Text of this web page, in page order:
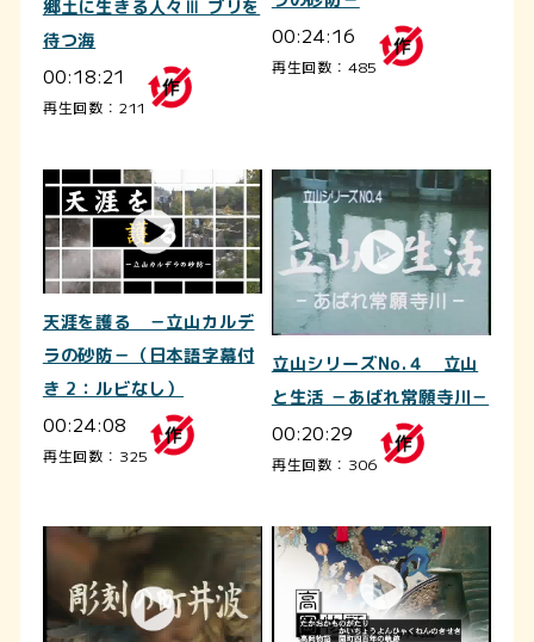
郷土に生きる人々Ⅲ ブリを
待つ海
00:18:21
再生回数：211
00:24:16
再生回数：485
天涯を護る －立山カルデ
ラの砂防－（日本語字幕付
き 2：ルビなし）
00:24:08
再生回数：325
立山シリーズNo.４ 立山
と生活 －あばれ常願寺川－
00:20:29
再生回数：306